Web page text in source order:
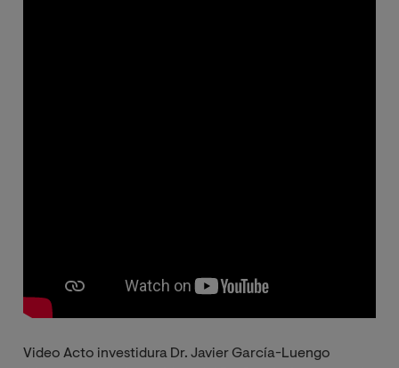
Video Acto investidura Dr. Javier García-Luengo